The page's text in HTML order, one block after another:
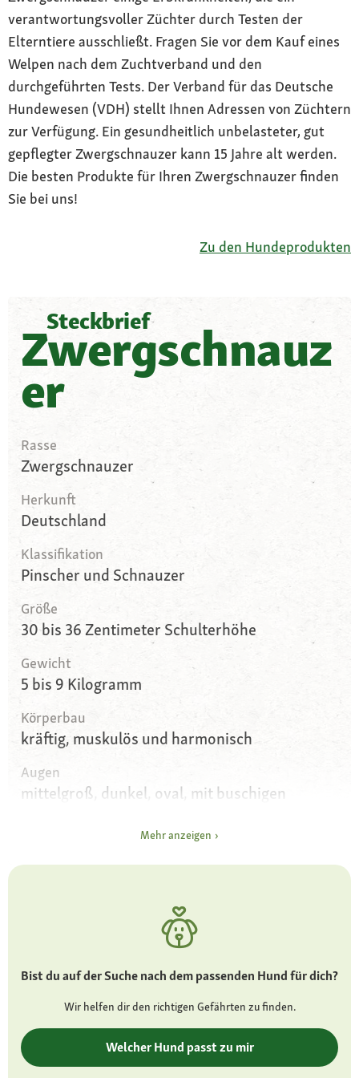
verantwortungsvoller Züchter durch Testen der
Elterntiere ausschließt. Fragen Sie vor dem Kauf eines
Welpen nach dem Zuchtverband und den
durchgeführten Tests. Der Verband für das Deutsche
Hundewesen (VDH) stellt Ihnen Adressen von Züchtern
zur Verfügung. Ein gesundheitlich unbelasteter, gut
gepflegter Zwergschnauzer kann 15 Jahre alt werden.
Die besten Produkte für Ihren Zwergschnauzer finden
Sie bei uns!
Zu den Hundeprodukten
Steckbrief
Zwergschnauz
er
Rasse
Zwergschnauzer
Herkunft
Deutschland
Klassifikation
Pinscher und Schnauzer
Größe
30 bis 36 Zentimeter Schulterhöhe
Gewicht
5 bis 9 Kilogramm
Körperbau
kräftig, muskulös und harmonisch
Augen
mittelgroß, dunkel, oval, mit buschigen
dreieckig, hoch angesetzt und nach vorne
festes Deckhaar und dichte Unterwolle in den
Salt & Pepper
bei guter Fellpflege kaum haarend und
riechend
Mehr anzeigen
Bist du auf der Suche nach dem passenden Hund für dich?
Wir helfen dir den richtigen Gefährten zu finden.
Welcher Hund passt zu mir